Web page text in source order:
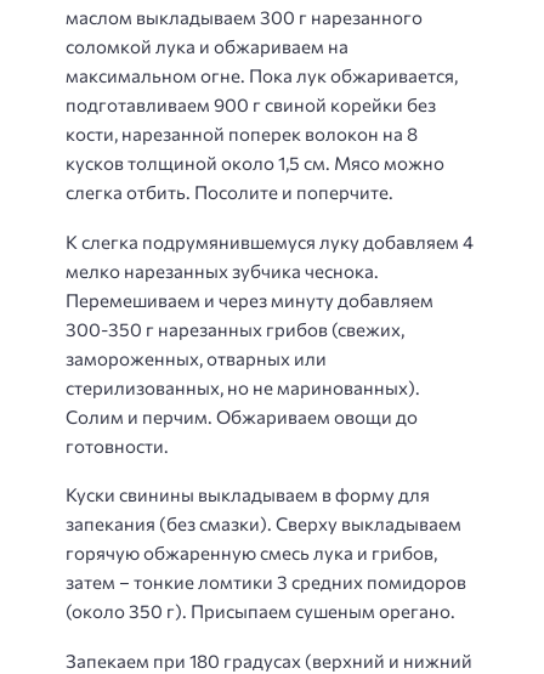
маслом выкладываем 300 г нарезанного
соломкой лука и обжариваем на
максимальном огне. Пока лук обжаривается,
подготавливаем 900 г свиной корейки без
кости, нарезанной поперек волокон на 8
кусков толщиной около 1,5 см. Мясо можно
слегка отбить. Посолите и поперчите.
К слегка подрумянившемуся луку добавляем 4
мелко нарезанных зубчика чеснока.
Перемешиваем и через минуту добавляем
300-350 г нарезанных грибов (свежих,
замороженных, отварных или
стерилизованных, но не маринованных).
Солим и перчим. Обжариваем овощи до
готовности.
Куски свинины выкладываем в форму для
запекания (без смазки). Сверху выкладываем
горячую обжаренную смесь лука и грибов,
затем – тонкие ломтики 3 средних помидоров
(около 350 г). Присыпаем сушеным орегано.
Запекаем при 180 градусах (верхний и нижний